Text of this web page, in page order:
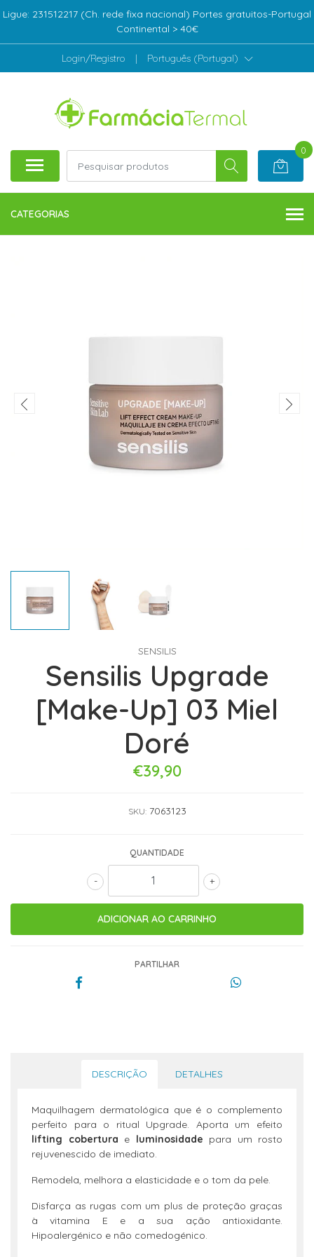
Ligue: 231512217 (Ch. rede fixa nacional) Portes gratuitos-Portugal
Continental > 40€
Login/Registro | Português (Portugal)
0
CATEGORIAS
SENSILIS
Sensilis Upgrade
[Make-Up] 03 Miel
Doré
€39,90
SKU: 7063123
QUANTIDADE
+
-
PARTILHAR
DESCRIÇÃO DETALHES
Maquilhagem dermatológica que é o complemento
perfeito para o ritual Upgrade. Aporta um efeito
lifting cobertura e luminosidade para um rosto
rejuvenescido de imediato.
Remodela, melhora a elasticidade e o tom da pele.
Disfarça as rugas com um plus de proteção graças
à vitamina E e a sua ação antioxidante.
Hipoalergénico e não comedogénico.